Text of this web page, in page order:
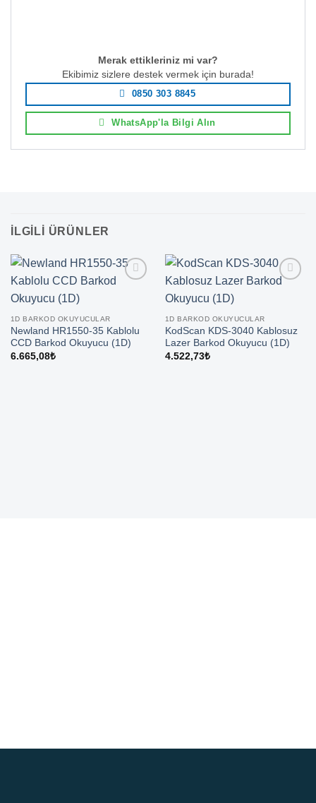
Merak ettikleriniz mi var?
Ekibimiz sizlere destek vermek için burada!
0850 303 8845
WhatsApp'la Bilgi Alın
İLGILI ÜRÜNLER
1D BARKOD OKUYUCULAR
Newland HR1550-35 Kablolu
CCD Barkod Okuyucu (1D)
6.665,08₺
1D BARKOD OKUYUCULAR
KodScan KDS-3040 Kablosuz
Lazer Barkod Okuyucu (1D)
4.522,73₺